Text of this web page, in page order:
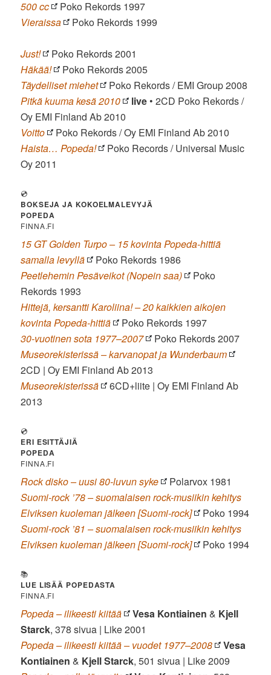
500 cc
Poko Rekords 1997
Vieraissa
Poko Rekords 1999
Just!
Poko Rekords 2001
Häkää!
Poko Rekords 2005
Täydelliset miehet
Poko Rekords / EMI Group 2008
Pitkä kuuma kesä 2010
live • 2CD Poko Rekords /
Oy EMI Finland Ab 2010
Voitto
Poko Rekords / Oy EMI Finland Ab 2010
Haista… Popeda!
Poko Records / Universal Music
Oy 2011
💿
BOKSEJA JA KOKOELMALEVYJÄ
POPEDA
FINNA.FI
15 GT Golden Turpo – 15 kovinta Popeda-hittiä
samalla levyllä
Poko Rekords 1986
Peetlehemin Pesäveikot (Nopein saa)
Poko
Rekords 1993
Hittejä, kersantti Karoliina! – 20 kaikkien aikojen
kovinta Popeda-hittiä
Poko Rekords 1997
30-vuotinen sota 1977–2007
Poko Rekords 2007
Museorekisterissä – karvanopat ja Wunderbaum
2CD | Oy EMI Finland Ab 2013
Museorekisterissä
6CD+liite | Oy EMI Finland Ab
2013
💿
ERI ESITTÄJIÄ
POPEDA
FINNA.FI
Rock disko – uusi 80-luvun syke
Polarvox 1981
Suomi-rock ’78 – suomalaisen rock-musiikin kehitys
Elviksen kuoleman jälkeen [Suomi-rock]
Poko 1994
Suomi-rock ’81 – suomalaisen rock-musiikin kehitys
Elviksen kuoleman jälkeen [Suomi-rock]
Poko 1994
📚
LUE LISÄÄ POPEDASTA
FINNA.FI
Popeda – ilikeesti kiitää Vesa Kontiainen & Kjell
Starck, 378 sivua | Like 2001
Popeda – ilikeesti kiitää – vuodet 1977–2008
Vesa
Kontiainen & Kjell Starck, 501 sivua | Like 2009